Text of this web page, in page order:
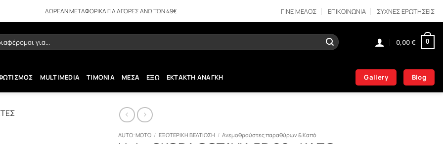
ΔΩΡΕΑΝ ΜΕΤΑΦΟΡΙΚΑ ΓΙΑ ΑΓΟΡΕΣ ΑΝΩ ΤΩΝ 49€ ΓΙΝΕ ΜΕΛΟΣ ΕΠΙΚΟΙΝΩΝΙΑ ΣΥΧΝΕΣ ΕΡΩΤΗΣΕΙΣ
0,00€ 0
MULTIMEDIA ΤΙΜΟΝΙΑ ΜΕΣΑ ΕΞΩ ΕΚΤΑΚΤΗ ΑΝΑΓΚΗ Gallery Blog
AUTO-MOTO / ΕΞΩΤΕΡΙΚΗ ΒΕΛΤΙΩΣΗ / Ανεμοθραύστες παραθύρων & Καπό